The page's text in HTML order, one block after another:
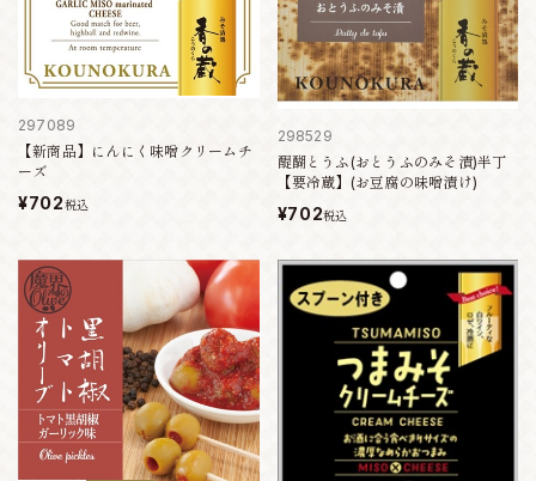
297089
【新商品】にんにく味噌クリームチ
ーズ
¥702税込
298529
醍醐とうふ(おとうふのみそ漬)半丁
【要冷蔵】(お豆腐の味噌漬け)
¥702税込